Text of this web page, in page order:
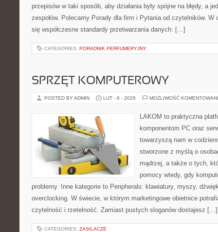
przepisów w taki sposób, aby działania były spójne na błędy, a
zespołów. Polecamy Porady dla firm i Pytania od czytelników. W
się współczesne standardy przetwarzania danych: […]
CATEGORIES: PORADNIK PERFUMERYJNY
SPRZĘT KOMPUTEROWY
POSTED BY ADMIN LUT - 6 - 2026 MOŻLIWOŚĆ
LAKOM to praktyczna
komponentom PC oraz
towarzyszą nam w
stworzone z myślą o
mądrzej, a także o tych,
pomocy wtedy, gdy
problemy. Inne kategorie to Peripherals: klawiatury, myszy,
overclocking. W świecie, w którym marketingowe obietnice
czytelność i rzetelność. Zamiast pustych sloganów dostajesz […]
CATEGORIES: ZASILACZE